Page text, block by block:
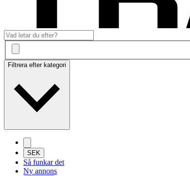
Filtrera efter kategori
SEK
Så funkar det
Ny annons